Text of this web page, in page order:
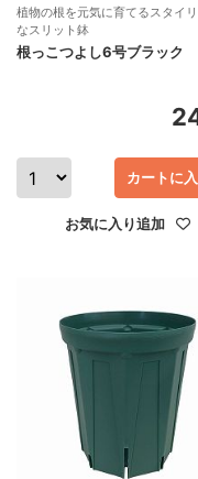
植物の根を元気に育てるスタイ
なスリット鉢
根っこつよし6号ブラック
カートに
お気に入り追加